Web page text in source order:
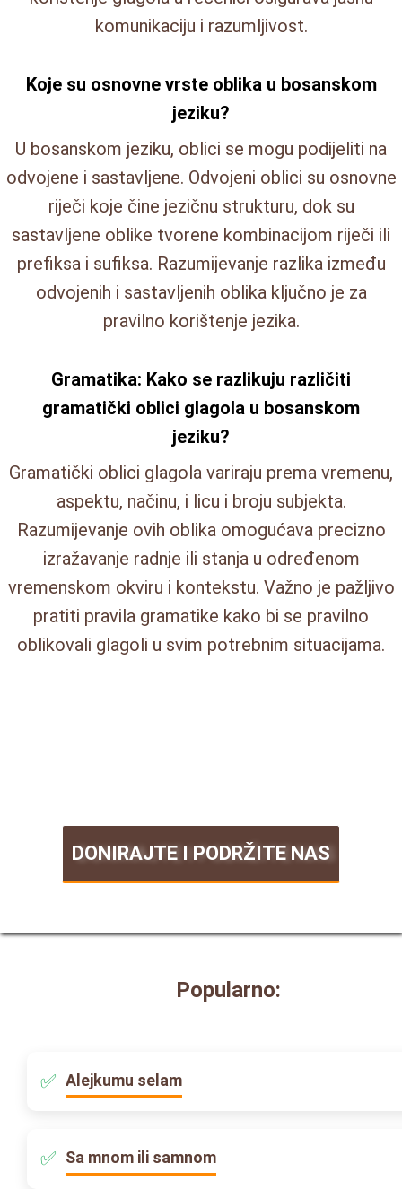
komunikaciju i razumljivost.
Koje su osnovne vrste oblika u bosanskom
jeziku?
U bosanskom jeziku, oblici se mogu podijeliti na
odvojene i sastavljene. Odvojeni oblici su osnovne
riječi koje čine jezičnu strukturu, dok su
sastavljene oblike tvorene kombinacijom riječi ili
prefiksa i sufiksa. Razumijevanje razlika između
odvojenih i sastavljenih oblika ključno je za
pravilno korištenje jezika.
Gramatika: Kako se razlikuju različiti
gramatički oblici glagola u bosanskom
jeziku?
Gramatički oblici glagola variraju prema vremenu,
aspektu, načinu, i licu i broju subjekta.
Razumijevanje ovih oblika omogućava precizno
izražavanje radnje ili stanja u određenom
vremenskom okviru i kontekstu. Važno je pažljivo
pratiti pravila gramatike kako bi se pravilno
oblikovali glagoli u svim potrebnim situacijama.
DONIRAJTE I PODRŽITE NAS
Popularno:
Alejkumu selam
Sa mnom ili samnom